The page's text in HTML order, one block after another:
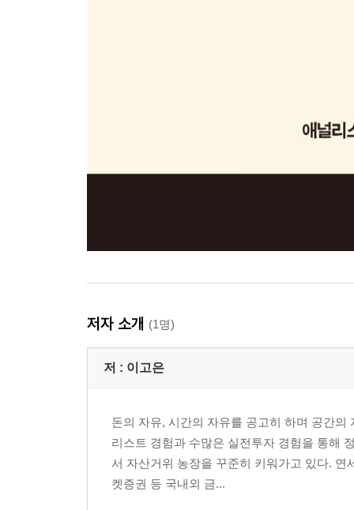
저자 소개 (1명)
저 : 이고은
돈의 자유, 시간의 자유를 공고히 하며 공간
리스트 경험과 수많은 실전투자 경험을 통해
서 자산거위 농장을 꾸준히 키워가고 있다.
켓증권 등 국내외 금...